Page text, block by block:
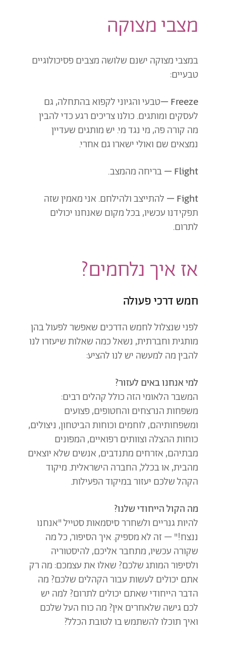
מצבי מצוקה
במצבי מצוקה ישנם שלושה מצבים פסיכולוגיים
טבעיים:
Freeze –
טבעי והגיוני לקפוא בהתחלה, גם
לעסקים ומותגים. כולנו צריכים רגע כדי להבין
מה קורה פה, מי נגד מי. יש מותגים שעדיין
נמצאים שם ואולי ישארו גם אחרי.
Flight – בריחה מהמצב.
Fight –
להתייצב ולהילחם. אני מאמין שזה
תפקידנו עכשיו, בכל מקום שאנחנו יכולים
לתרום.
אז איך נלחמים?
חמש דרכי פעולה
לפני שנצלול לחמש הדרכים שאפשר לפעול בהן
מותגית וחברתית, נשאל כמה שאלות שיעזרו לנו
להבין מה למעשה יש לנו להציע:
למי אנחנו באים לעזור?
המשבר הלאומי הזה כולל קהלים רבים:
משפחות הנרצחים והחטופים, פצועים
ומשפחותיהם, לוחמים וכוחות הביטחון, ניצולים,
כוחות ההצלה וצוותים רפואיים, המפונים
מבתיהם, אזרחים מתנדבים, אנשים שלא יוצאים
מהבית, או בכלל, החברה הישראלית. מיקוד
הקהל שלכם יעזור במיקוד הפעילות.
מה הקול הייחודי שלנו?
להיות גנריים ולשחרר סיסמאות סטייל "אנחנו
ננצח!" – זה לא מספיק. איך הסיפור, כל מה
שקורה עכשיו, מתחבר אליכם, להיסטוריה
ולסיפור המותג שלכם? שאלו את עצמכם: מה רק
אתם יכולים לעשות עבור הקהלים שלכם? מה
הדבר הייחודי שאתם יכולים לתרום? למה יש
לכם גישה שלאחרים אין? מה כוח העל שלכם
ואיך תוכלו להשתמש בו לטובת הכלל?